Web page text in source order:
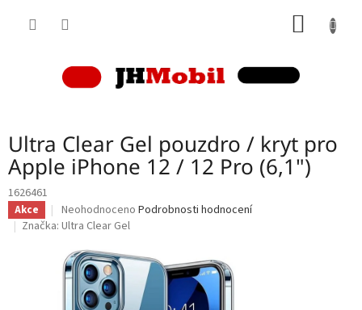
Ultra Clear Gel pouzdro / kryt pro
Apple iPhone 12 / 12 Pro (6,1")
1626461
Akce
Průměrné
hodnocení
je
0,0
Neohodnoceno Podrobnosti hodnocení
Značka: Ultra Clear Gel